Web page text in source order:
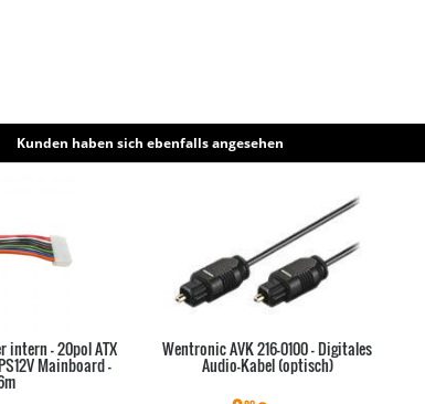
Kunden haben sich ebenfalls angesehen
intern - 20pol ATX
Mainboard -
Wentronic AVK 216-0100 - Digitales
Audio-Kabel (optisch)